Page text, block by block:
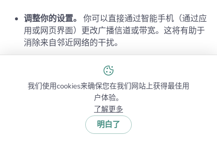
调整你的设置。
你可以直接通过智能手机（通过应
用或网页界面）更改广播信道或带宽。这将有助于
消除来自邻近网络的干扰。
为你的路由器找到理想的位置。
是 Wi‑Fi 的主要敌人。路由器的物理摆放位置对覆
我们使用cookies来确保您在我们网站上获得最佳用
户体验。
了解更多
明白了